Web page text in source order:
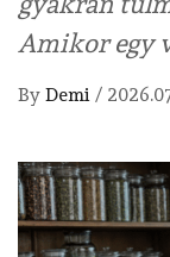
Amikor egy
By Demi /